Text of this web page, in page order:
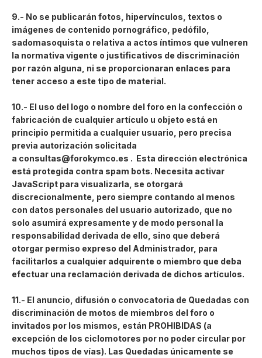
9.- No se publicarán fotos, hipervínculos, textos o
imágenes de contenido pornográfico, pedófilo,
sadomasoquista o relativa a actos íntimos que vulneren
la normativa vigente o justificativos de discriminación
por razón alguna, ni se proporcionaran enlaces para
tener acceso a este tipo de material.
10.- El uso del logo o nombre del foro en la confección o
fabricación de cualquier artículo u objeto está en
principio permitida a cualquier usuario, pero precisa
previa autorización solicitada
a consultas@forokymco.es . Esta dirección electrónica
está protegida contra spam bots. Necesita activar
JavaScript para visualizarla, se otorgará
discrecionalmente, pero siempre contando al menos
con datos personales del usuario autorizado, que no
solo asumirá expresamente y de modo personal la
responsabilidad derivada de ello, sino que deberá
otorgar permiso expreso del Administrador, para
facilitarlos a cualquier adquirente o miembro que deba
efectuar una reclamación derivada de dichos artículos.
11.- El anuncio, difusión o convocatoria de Quedadas con
discriminación de motos de miembros del foro o
invitados por los mismos, están PROHIBIDAS (a
excepción de los ciclomotores por no poder circular por
muchos tipos de vías). Las Quedadas únicamente se